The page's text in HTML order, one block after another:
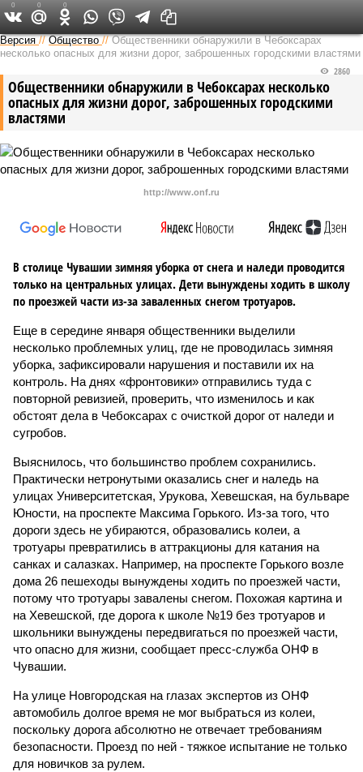
Версия в Чувашии
Версия //Общество //Общественники обнаружили в Чебоксарах
несколько опасных для жизни дорог, заброшенных городскими властями
Общественники обнаружили в Чебоксарах несколько
опасных для жизни дорог, заброшенных городскими
властями
2860
http://www.onf.ru
В столице Чувашии зимняя уборка от снега и наледи проводится
только на центральных улицах. Дети вынуждены ходить в школу
по проезжей части из-за заваленных снегом тротуаров.
Еще в середине января общественники выделили
несколько проблемных улиц, где не проводилась зимняя
уборка, зафиксировали нарушения и поставили их на
контроль. На днях «фронтовики» отправились туда с
повторной ревизией, проверить, что изменилось и как
обстоят дела в Чебоксарах с очисткой дорог от наледи и
сугробов.
Выяснилось, что большинство проблем сохранились.
Практически нетронутыми оказались снег и наледь на
улицах Университетская, Урукова, Хевешская, на бульваре
Юности, на проспекте Максима Горького. Из-за того, что
дороги здесь не убираются, образовались колеи, а
тротуары превратились в аттракционы для катания на
санках и салазках. Например, на проспекте Горького возле
дома 26 пешеходы вынуждены ходить по проезжей части,
потому что тротуары завалены снегом. Похожая картина и
на Хевешской, где дорога к школе №19 без тротуаров и
школьники вынуждены передвигаться по проезжей части,
что опасно для жизни, сообщает пресс-служба ОНФ в
Чувашии.
На улице Новгородская на глазах экспертов из ОНФ
автомобиль долгое время не мог выбраться из колеи,
поскольку дорога абсолютно не отвечает требованиям
безопасности. Проезд по ней - тяжкое испытание не только
для новичков за рулем.
0 0 0